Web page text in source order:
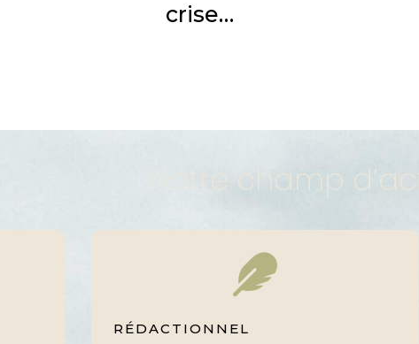
crise…
Notre champ
RÉDACTIONNEL